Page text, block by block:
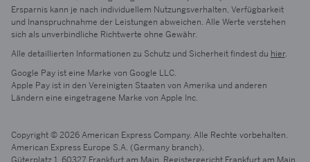
Ersparnis kann je nach individuellem Nutzungsverhalten, Verfügbarkeit
und Inanspruchnahme der Leistungen abweichen. Alle Werte verstehen
sich als unverbindliche Richtwerte ohne Gewähr.
Alle detaillierten Informationen zu Schutz und Sicherheit findest du hier.
Google Pay ist eine Marke von Google LLC.
Apple Pay ist in den Vereinigten Staaten von Amerika und anderen
Ländern eine eingetragene Marke von Apple Inc.
Copyright © 2026 American Express Company. Alle Rechte vorbehalten.
American Express Europe S.A. (Germany branch),